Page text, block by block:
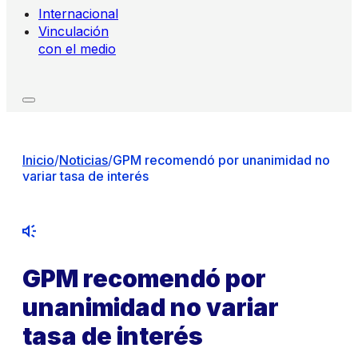
Internacional
Vinculación
con el medio
Inicio/Noticias/GPM recomendó por unanimidad no
variar tasa de interés
GPM recomendó por
unanimidad no variar
tasa de interés